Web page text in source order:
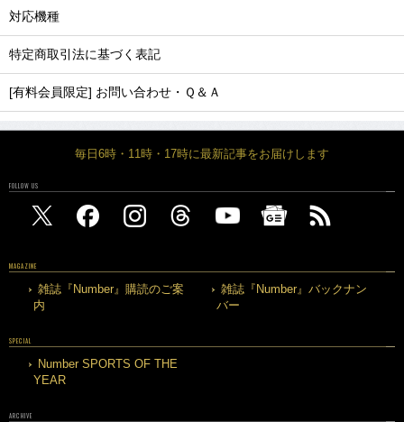
対応機種
特定商取引法に基づく表記
[有料会員限定] お問い合わせ・Ｑ＆Ａ
毎日6時・11時・17時に最新記事をお届けします
FOLLOW US
MAGAZINE
雑誌『Number』購読のご案
内
雑誌『Number』バックナン
バー
SPECIAL
Number SPORTS OF THE
YEAR
ARCHIVE